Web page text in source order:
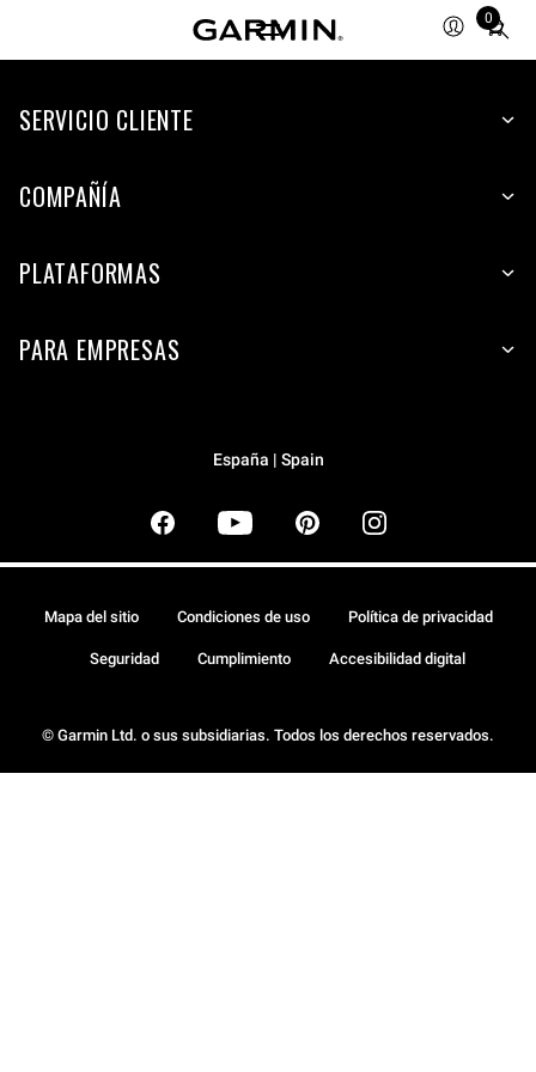
0
Total
items
cart:
SERVICIO CLIENTE
COMPAÑÍA
PLATAFORMAS
PARA EMPRESAS
España | Spain
© Garmin Ltd. o sus subsidiarias. Todos los derechos reservados.
Mapa del sitio Condiciones de uso Política de privacidad
Seguridad Cumplimiento Accesibilidad digital